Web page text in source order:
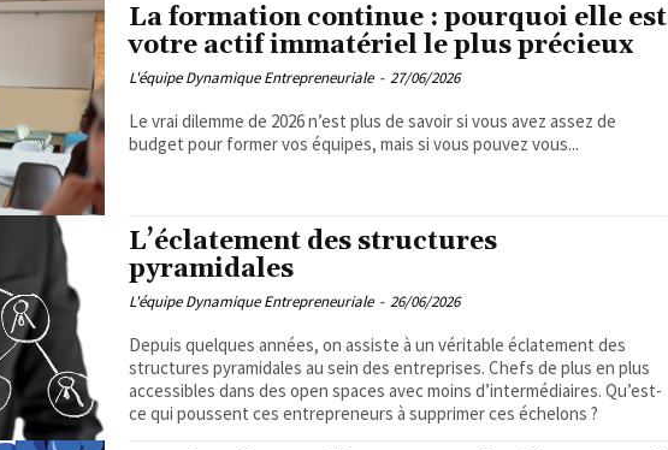
La formation continue : pourquoi elle est
votre actif immatériel le plus précieux
L'équipe Dynamique Entrepreneuriale - 27/06/2026
Le vrai dilemme de 2026 n’est plus de savoir si vous avez assez de
budget pour former vos équipes, mais si vous pouvez vous...
L’éclatement des structures
pyramidales
L'équipe Dynamique Entrepreneuriale - 26/06/2026
Depuis quelques années, on assiste à un véritable éclatement des
structures pyramidales au sein des entreprises. Chefs de plus en plus
accessibles dans des open spaces avec moins d’intermédiaires. Qu’est-
ce qui poussent ces entrepreneurs à supprimer ces échelons ?